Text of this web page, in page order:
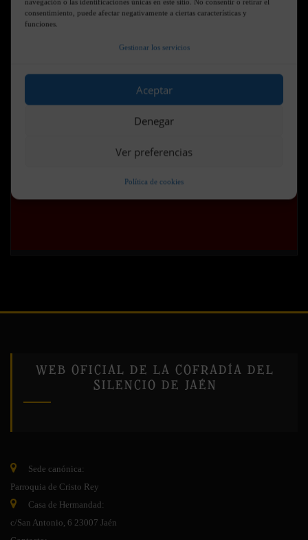
WEB OFICIAL DE LA COFRADÍA DEL
SILENCIO DE JAÉN
Sede canónica:
Parroquia de Cristo Rey
Casa de Hermandad:
c/San Antonio, 6 23007 Jaén